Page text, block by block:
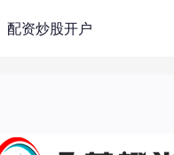
配资炒股开户